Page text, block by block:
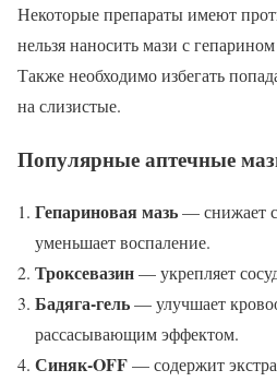
Некоторые препараты имеют
нельзя наносить мази с
Также необходимо избегать
на слизистые.
Популярные аптечные
Гепариновая мазь— снижает
уменьшает воспаление.
Троксевазин— укрепляет
Бадяга-гель— улучшает
рассасывающим эффектом.
Синяк-OFF— содержит